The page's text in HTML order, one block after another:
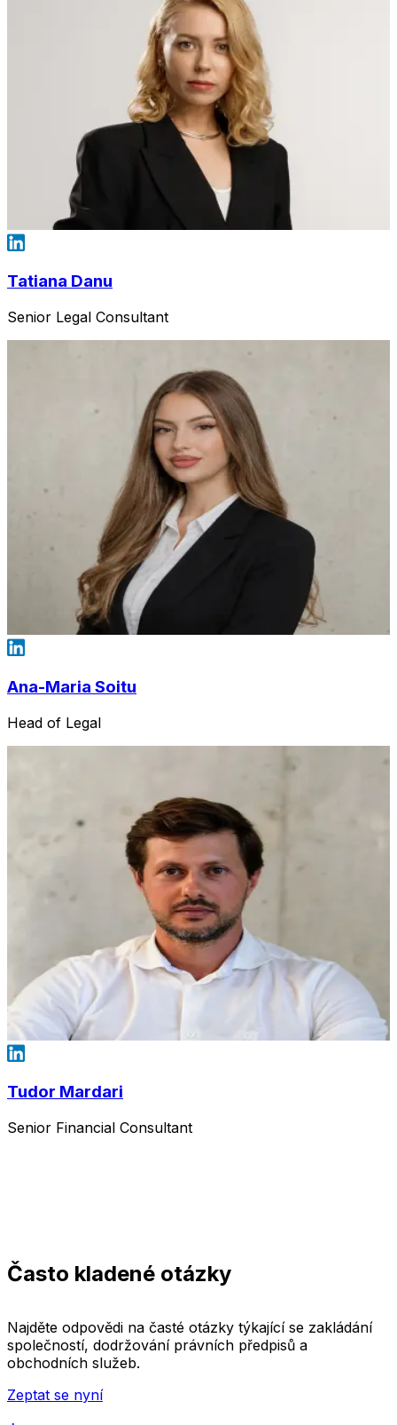
Tatiana Danu
Senior Legal Consultant
Ana-Maria Soitu
Head of Legal
Tudor Mardari
Senior Financial Consultant
Často kladené otázky
Najděte odpovědi na časté otázky týkající se zakládání
společností, dodržování právních předpisů a
obchodních služeb.
Zeptat se nyní